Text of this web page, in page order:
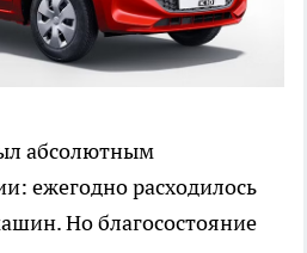
абсолютным
ежегодно расходилось
Но благосостояние